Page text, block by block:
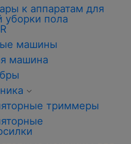
к аппаратам для
уборки пола
машины
машина
триммеры